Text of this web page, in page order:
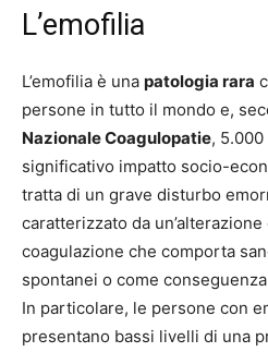
L’emofilia
L’emofilia è una patologia rara
persone in tutto il mondo e,
Nazionale Coagulopatie,
significativo impatto socio-
tratta di un grave disturbo
caratterizzato da
coagulazione che comporta
spontanei o come
In particolare, le persone con
presentano bassi livelli di una